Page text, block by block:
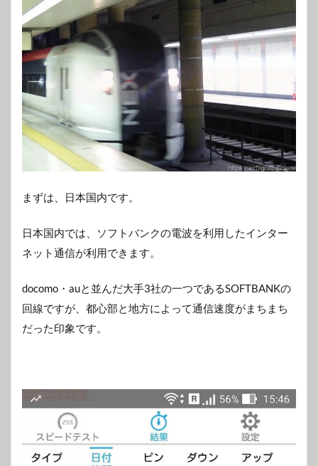
まずは、日本国内です。
日本国内では、ソフトバンクの電波を利用したインター
ネット通信が利用できます。
docomo・auと並んだ大手3社の一つであるSOFTBANKの
回線ですが、都心部と地方によって通信速度がまちまち
だった印象です。